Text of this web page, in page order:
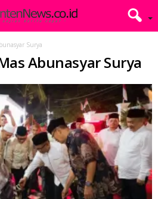
Surya
Abunasyar Surya